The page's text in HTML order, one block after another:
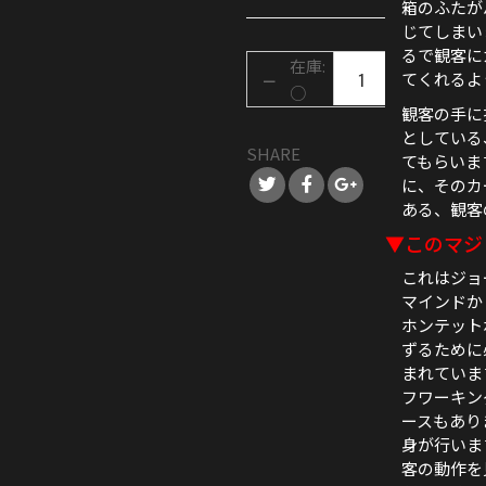
在庫:
○
SHARE
箱のふた
じてしま
るで観客
てくれる
観客の手
としてい
てもらい
に、その
ある、観
▼このマジ
これはジ
マインド
ホンテッ
ずるため
まれてい
フワーキ
ースもあ
身が行い
客の動作